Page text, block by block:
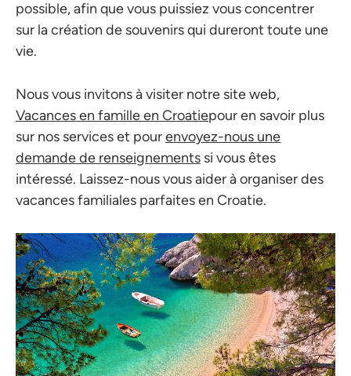
possible, afin que vous puissiez vous concentrer
sur la création de souvenirs qui dureront toute une
vie.
Nous vous invitons à visiter notre site web,
Vacances en famille en Croatiepour en savoir plus
sur nos services et pourenvoyez-nous une
demande de renseignements si vous êtes
intéressé. Laissez-nous vous aider à organiser des
vacances familiales parfaites en Croatie.